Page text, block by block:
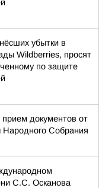
убытки в
Wildberries, просят
по защите
документов от
Народного Собрания
С.С. Осканова